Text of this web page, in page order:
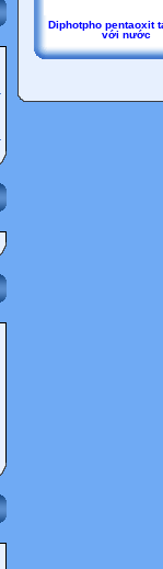
Diphotpho pentaoxit
với nước